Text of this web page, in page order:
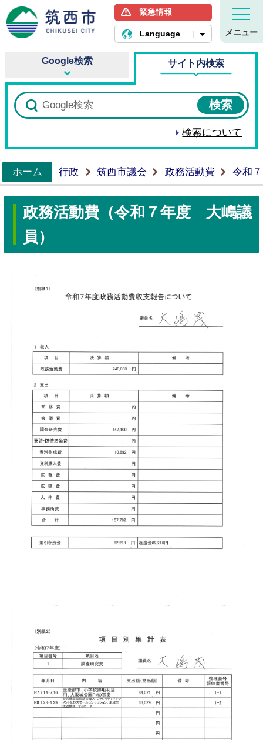
筑西市ホームページ
緊急情報
Language メニュー
Google検索 サイト内検索
検索について
ホーム
行政 筑西市議会 政務活動費 令和
政務活動費（令和７年度 大嶋議
員）